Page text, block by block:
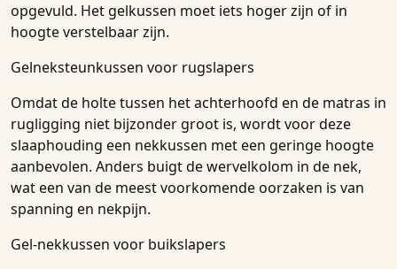
opgevuld. Het gelkussen moet iets hoger zijn of in
hoogte verstelbaar zijn.
Gelneksteunkussen voor rugslapers
Omdat de holte tussen het achterhoofd en de matras in
rugligging niet bijzonder groot is, wordt voor deze
slaaphouding een nekkussen met een geringe hoogte
aanbevolen. Anders buigt de wervelkolom in de nek,
wat een van de meest voorkomende oorzaken is van
spanning en nekpijn.
Gel-nekkussen voor buikslapers